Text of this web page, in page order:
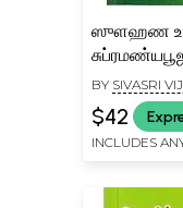
ஸுௗஹண
Suhana
(Tamil)
BY SIVASRI
$42
INCLUDES